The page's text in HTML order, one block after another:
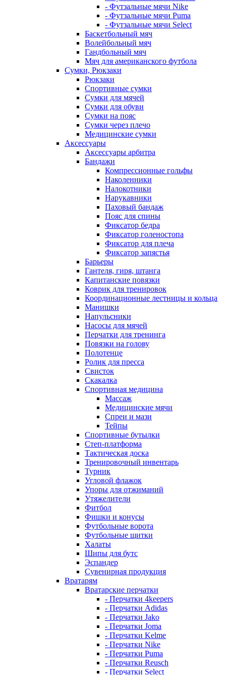
- Футзальные мячи Nike
- Футзальные мячи Puma
- Футзальные мячи Select
Баскетбольный мяч
Волейбольный мяч
Гандбольный мяч
Мяч для американского футбола
Сумки, Рюкзаки
Рюкзаки
Спортивные сумки
Сумки для мячей
Сумки для обуви
Сумки на пояс
Сумки через плечо
Медицинские сумки
Аксессуары
Аксессуары арбитра
Бандажи
Компрессионные гольфы
Наколенники
Налокотники
Нарукавники
Паховый бандаж
Пояс для спины
Фиксатор бедра
Фиксатор голеностопа
Фиксатор для плеча
Фиксатор запястья
Барьеры
Гантеля, гиря, штанга
Капитанские повязки
Коврик для тренировок
Координационные лестницы и кольца
Манишки
Напульсники
Насосы для мячей
Перчатки для тренинга
Повязки на голову
Полотенце
Ролик для пресса
Свисток
Скакалка
Спортивная медицина
Массаж
Медицинские мячи
Спреи и мази
Тейпы
Спортивные бутылки
Степ-платформа
Тактическая доска
Тренировочный инвентарь
Турник
Угловой флажок
Упоры для отжиманий
Утяжелители
Фитбол
Фишки и конусы
Футбольные ворота
Футбольные щитки
Халаты
Шипы для бутс
Эспандер
Сувенирная продукция
Вратарям
Вратарские перчатки
- Перчатки 4keepers
- Перчатки Adidas
- Перчатки Jako
- Перчатки Joma
- Перчатки Kelme
- Перчатки Nike
- Перчатки Puma
- Перчатки Reusch
- Перчатки Select